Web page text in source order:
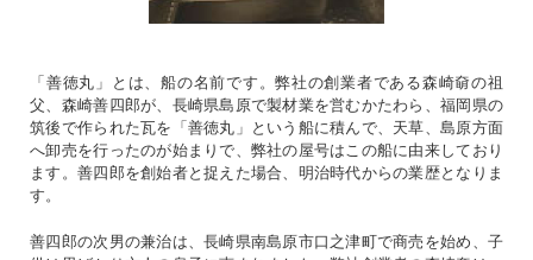
「善徳丸」とは、船の名前です。弊社の創業者である森崎奛の祖
父、森崎善四郎が、長崎県島原で製材業を営むかたわら、福岡県の
筑後で作られた瓦を「善徳丸」という船に積んで、天草、島原方面
へ卸売を行ったのが始まりで、弊社の屋号はこの船に由来しており
ます。善四郎を創始者と捉えた場合、明治時代からの業歴となりま
す。
善四郎の次男の兼治は、長崎県南島原市口之津町で商売を始め、子